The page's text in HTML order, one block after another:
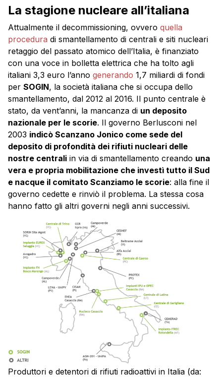
La stagione nucleare all’italiana
Attualmente il decommissioning, ovvero quella
procedura di smantellamento di centrali e siti nucleari
retaggio del passato atomico dell’Italia, è finanziato
con una voce in bolletta elettrica che ha tolto agli
italiani 3,3 euro l’anno generando 1,7 miliardi di fondi
per SOGIN, la società italiana che si occupa dello
smantellamento, dal 2012 al 2016. Il punto centrale è
stato, da vent’anni, la mancanza di un deposito
nazionale per le scorie. Il governo Berlusconi nel
2003 indicò Scanzano Jonico come sede del
deposito di profondità dei rifiuti nucleari delle
nostre centrali in via di smantellamento creando una
vera e propria mobilitazione che investì tutto il Sud
e nacque il comitato Scanziamo le scorie: alla fine il
governo cedette e rinviò il problema. La stessa cosa
hanno fatto gli altri governi negli anni successivi.
Produttori e detentori di rifiuti radioattivi in Italia (da: